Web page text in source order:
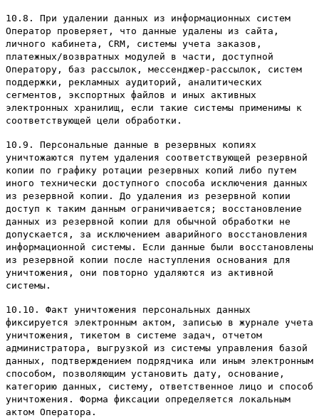
10.8. При удалении данных из информационных систем
Оператор проверяет, что данные удалены из сайта,
личного кабинета, CRM, системы учета заказов,
платежных/возвратных модулей в части, доступной
Оператору, баз рассылок, мессенджер-рассылок, систем
поддержки, рекламных аудиторий, аналитических
сегментов, экспортных файлов и иных активных
электронных хранилищ, если такие системы применимы к
соответствующей цели обработки.
10.9. Персональные данные в резервных копиях
уничтожаются путем удаления соответствующей резервной
копии по графику ротации резервных копий либо путем
иного технически доступного способа исключения данных
из резервной копии. До удаления из резервной копии
доступ к таким данным ограничивается; восстановление
данных из резервной копии для обычной обработки не
допускается, за исключением аварийного восстановления
информационной системы. Если данные были восстановлены
из резервной копии после наступления основания для
уничтожения, они повторно удаляются из активной
системы.
10.10. Факт уничтожения персональных данных
фиксируется электронным актом, записью в журнале учета
уничтожения, тикетом в системе задач, отчетом
администратора, выгрузкой из системы управления базой
данных, подтверждением подрядчика или иным электронным
способом, позволяющим установить дату, основание,
категорию данных, систему, ответственное лицо и способ
уничтожения. Форма фиксации определяется локальным
актом Оператора.